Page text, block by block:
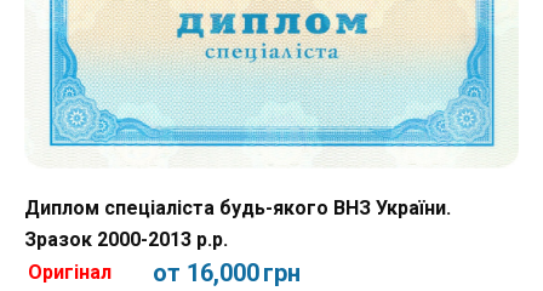
Диплом спеціаліста будь-якого ВНЗ України.
Зразок 2000-2013 р.р.
Оригінал
от 16,000грн